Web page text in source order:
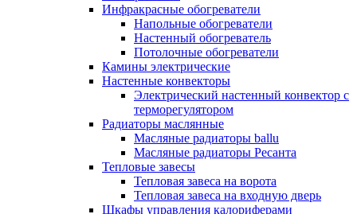
Инфракрасные обогреватели
Напольные обогреватели
Настенный обогреватель
Потолочные обогреватели
Камины электрические
Настенные конвекторы
Электрический настенный конвектор с
терморегулятором
Радиаторы маслянные
Масляные радиаторы ballu
Масляные радиаторы Ресанта
Тепловые завесы
Тепловая завеса на ворота
Тепловая завеса на входную дверь
Шкафы управления калориферами